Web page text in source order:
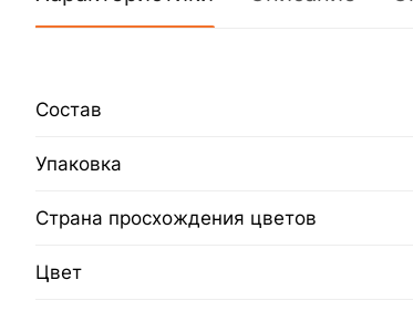
Состав
Упаковка
Страна просхождения цветов
Цвет